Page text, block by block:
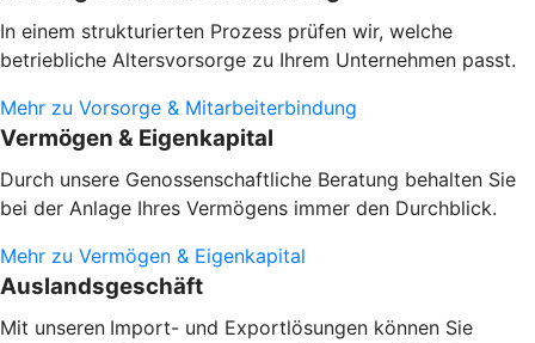
In einem strukturierten Prozess prüfen wir, welche
betriebliche Altersvorsorge zu Ihrem Unternehmen passt.
Mehr zu Vorsorge & Mitarbeiterbindung
Vermögen & Eigenkapital
Durch unsere Genossenschaftliche Beratung behalten Sie
bei der Anlage Ihres Vermögens immer den Durchblick.
Mehr zu Vermögen & Eigenkapital
Auslandsgeschäft
Mit unseren Import- und Exportlösungen können Sie